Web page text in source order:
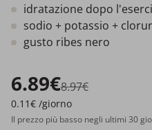
idratazione dopo
sodio + potassio +
gusto ribes nero
6.89€8.97€
0.11€ /giorno
Il prezzo più basso negli ultimi 30